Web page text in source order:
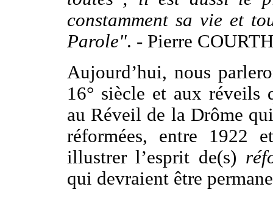
constamment sa vie et
Parole". - Pierre
Aujourd’hui, nous
16° siècle et aux réveils
au Réveil de la Drôme
réformées, entre 1922
illustrer l’esprit de(s)
qui devraient être